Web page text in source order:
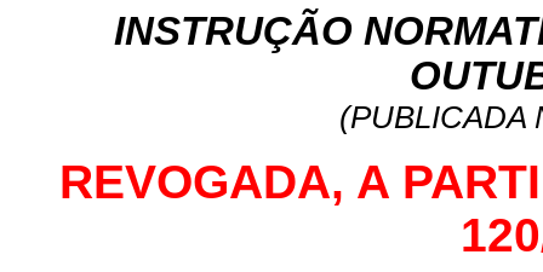
INSTRUÇÃO
(PUBLICADA
REVOGADA, A